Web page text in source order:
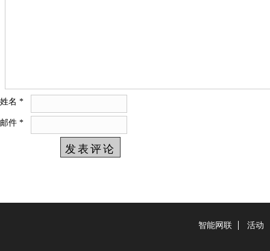
姓名 *
邮件 *
智能网联 活动